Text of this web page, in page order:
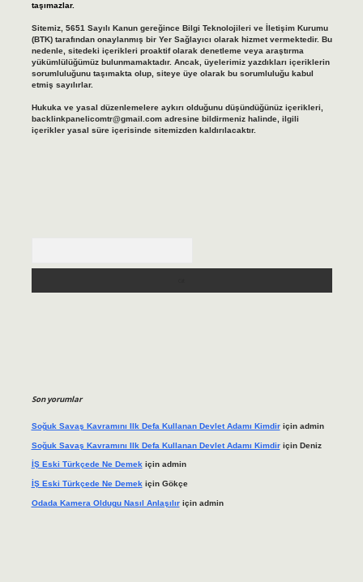
taşımazlar.
Sitemiz, 5651 Sayılı Kanun gereğince Bilgi Teknolojileri ve İletişim Kurumu
(BTK) tarafından onaylanmış bir Yer Sağlayıcı olarak hizmet vermektedir. Bu
nedenle, sitedeki içerikleri proaktif olarak denetleme veya araştırma
yükümlülüğümüz bulunmamaktadır. Ancak, üyelerimiz yazdıkları içeriklerin
sorumluluğunu taşımakta olup, siteye üye olarak bu sorumluluğu kabul
etmiş sayılırlar.
Hukuka ve yasal düzenlemelere aykırı olduğunu düşündüğünüz içerikleri,
backlinkpanelicomtr@gmail.comadresine bildirmeniz halinde, ilgili
içerikler yasal süre içerisinde sitemizden kaldırılacaktır.
Son yorumlar
Soğuk Savaş Kavramını Ilk Defa Kullanan Devlet Adamı Kimdiriçin admin
Soğuk Savaş Kavramını Ilk Defa Kullanan Devlet Adamı Kimdiriçin Deniz
İŞ Eski Türkçede Ne Demekiçin admin
İŞ Eski Türkçede Ne Demek için Gökçe
Odada Kamera Oldugu Nasıl Anlaşılıriçin admin